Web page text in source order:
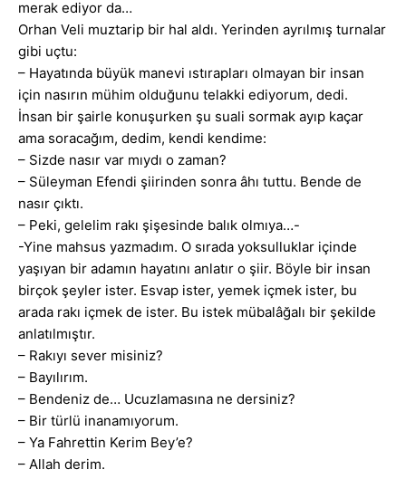
merak ediyor da…
Orhan Veli muztarip bir hal aldı. Yerinden ayrılmış turnalar
gibi uçtu:
– Hayatında büyük manevi ıstırapları olmayan bir insan
için nasırın mühim olduğunu telakki ediyorum, dedi.
İnsan bir şairle konuşurken şu suali sormak ayıp kaçar
ama soracağım, dedim, kendi kendime:
– Sizde nasır var mıydı o zaman?
– Süleyman Efendi şiirinden sonra âhı tuttu. Bende de
nasır çıktı.
– Peki, gelelim rakı şişesinde balık olmıya…-
-Yine mahsus yazmadım. O sırada yoksulluklar içinde
yaşıyan bir adamın hayatını anlatır o şiir. Böyle bir insan
birçok şeyler ister. Esvap ister, yemek içmek ister, bu
arada rakı içmek de ister. Bu istek mübalâğalı bir şekilde
anlatılmıştır.
– Rakıyı sever misiniz?
– Bayılırım.
– Bendeniz de… Ucuzlamasına ne dersiniz?
– Bir türlü inanamıyorum.
– Ya Fahrettin Kerim Bey’e?
– Allah derim.